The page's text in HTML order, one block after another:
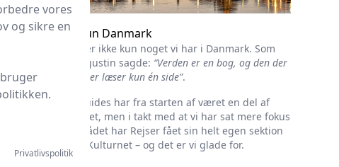
Ikke kun Danmark
Kultur er ikke kun noget vi har i Danmark. Som
Skt. Augustin sagde: “Verden er en bog, og den der
ikke rejser læser kun én side”.
Rejseguides har fra starten af været en del af
Kulturnet, men i takt med at vi har sat mere fokus
på området har Rejser fået sin helt egen sektion
her på Kulturnet – og det er vi glade for.
vores
og sikre en
Privatlivspolitik